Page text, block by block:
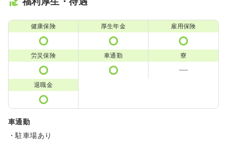
健康保険 厚生年金 雇用保険
労災保険 車通勤 寮
退職金
車通勤
・駐車場あり